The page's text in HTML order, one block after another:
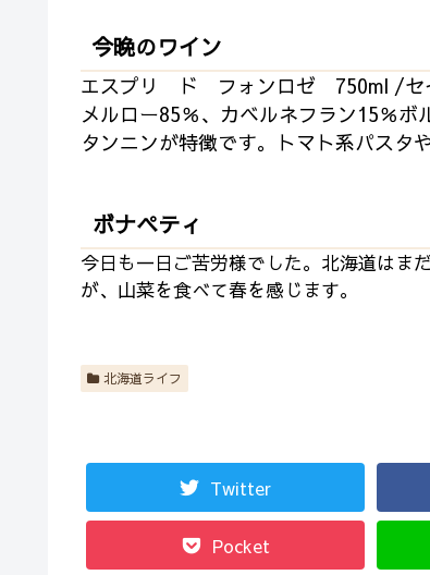
今晩のワイン
エスプリ ド フォンロゼ 750ml /セ
メルロー85％、カベルネフラン15％ボ
タンニンが特徴です。トマト系パスタ
ボナペティ
今日も一日ご苦労様でした。北海道はま
が、山菜を食べて春を感じます。
北海道ライフ
Twitter
Pocket